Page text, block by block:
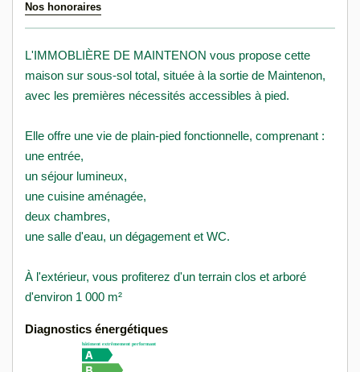
Nos honoraires
L'IMMOBLIÈRE DE MAINTENON vous propose cette
maison sur sous-sol total, située à la sortie de Maintenon,
avec les premières nécessités accessibles à pied.
Elle offre une vie de plain-pied fonctionnelle, comprenant :
une entrée,
un séjour lumineux,
une cuisine aménagée,
deux chambres,
une salle d'eau, un dégagement et WC.
À l'extérieur, vous profiterez d'un terrain clos et arboré
d'environ 1 000 m²
Diagnostics énergétiques